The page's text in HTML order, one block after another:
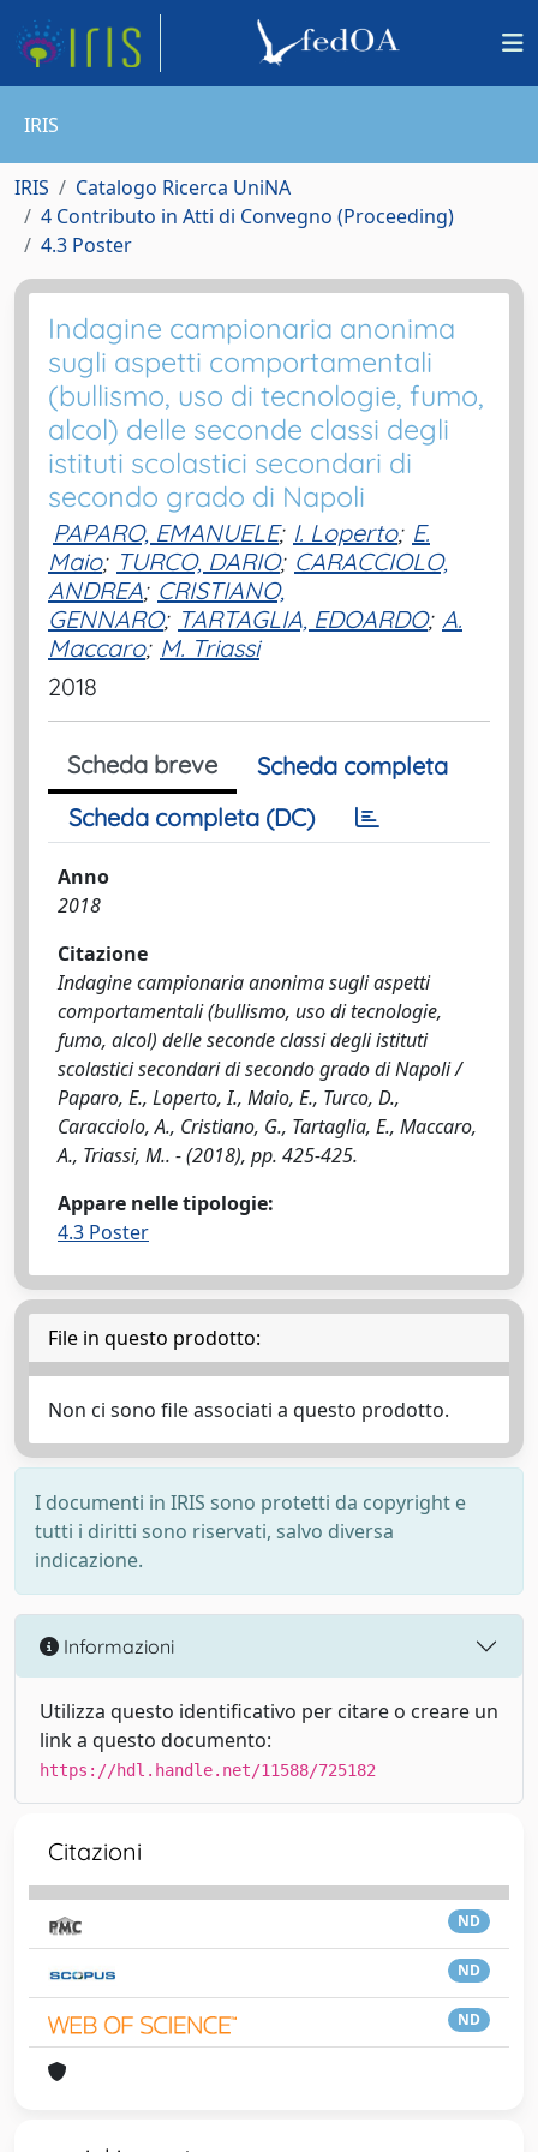
IRIS
IRIS
Catalogo Ricerca UniNA
4 Contributo in Atti di Convegno (Proceeding)
4.3 Poster
Indagine campionaria anonima
sugli aspetti comportamentali
(bullismo, uso di tecnologie, fumo,
alcol) delle seconde classi degli
istituti scolastici secondari di
secondo grado di Napoli
PAPARO, EMANUELE; I. Loperto; E.
Maio; TURCO, DARIO; CARACCIOLO,
ANDREA; CRISTIANO,
GENNARO; TARTAGLIA, EDOARDO; A.
Maccaro; M. Triassi
2018
Scheda breve
Scheda completa
Scheda completa (DC)
Anno
2018
Citazione
Indagine campionaria anonima sugli aspetti
comportamentali (bullismo, uso di tecnologie,
fumo, alcol) delle seconde classi degli istituti
scolastici secondari di secondo grado di Napoli /
Paparo, E., Loperto, I., Maio, E., Turco, D.,
Caracciolo, A., Cristiano, G., Tartaglia, E., Maccaro,
A., Triassi, M.. - (2018), pp. 425-425.
Appare nelle tipologie:
4.3 Poster
File in questo prodotto:
Non ci sono file associati a questo prodotto.
I documenti in IRIS sono protetti da copyright e
tutti i diritti sono riservati, salvo diversa
indicazione.
Informazioni
Utilizza questo identificativo per citare o creare un
link a questo documento:
https://hdl.handle.net/11588/725182
Citazioni
ND
ND
ND